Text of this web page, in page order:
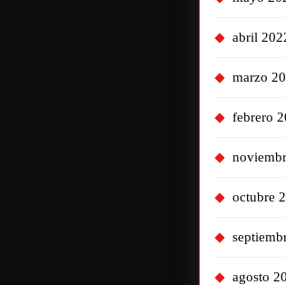
abril
marzo
febrero
octubre
agosto